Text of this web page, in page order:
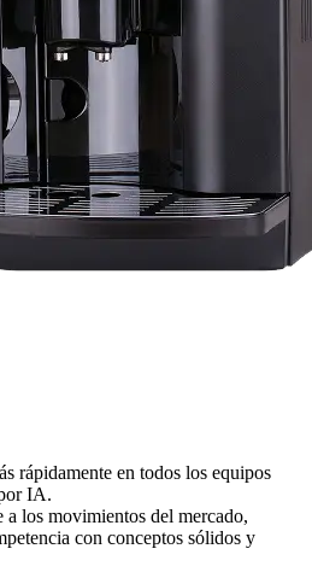
rápidamente en todos los equipos
IA.
a los movimientos del mercado,
con conceptos sólidos y